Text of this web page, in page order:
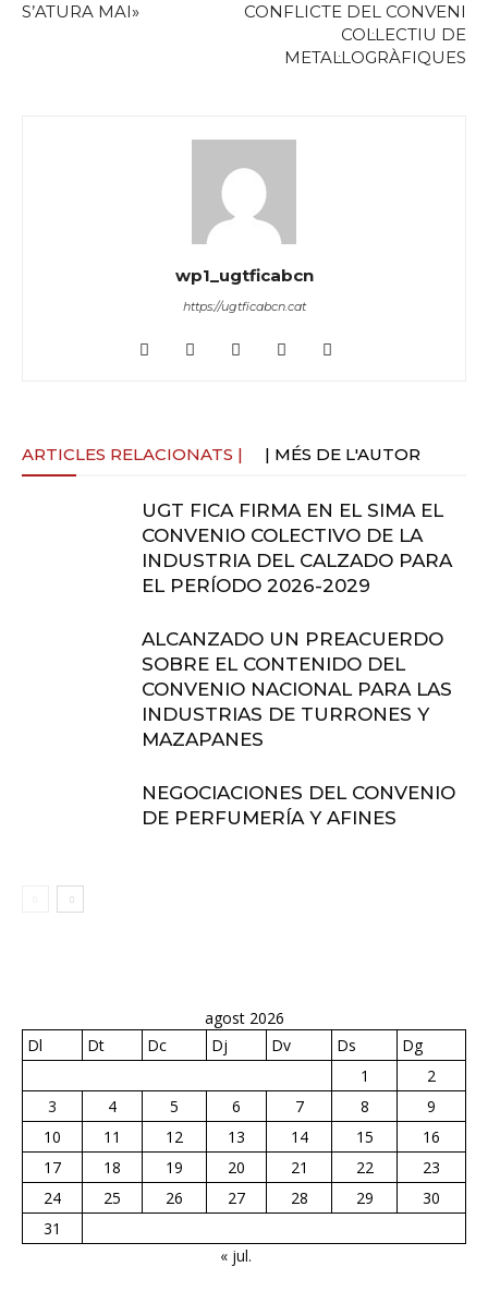
S’ATURA MAI»
CONFLICTE DEL CONVENI
COL·LECTIU DE
METAL·LOGRÀFIQUES
wp1_ugtficabcn
https://ugtficabcn.cat
ARTICLES RELACIONATS | | MÉS DE L'AUTOR
UGT FICA FIRMA EN EL SIMA EL
CONVENIO COLECTIVO DE LA
INDUSTRIA DEL CALZADO PARA
EL PERÍODO 2026-2029
ALCANZADO UN PREACUERDO
SOBRE EL CONTENIDO DEL
CONVENIO NACIONAL PARA LAS
INDUSTRIAS DE TURRONES Y
MAZAPANES
NEGOCIACIONES DEL CONVENIO
DE PERFUMERÍA Y AFINES
agost 2026
Dl
Dt Dc Dj Dv Ds
Dg
1
2
3
4 5 6 7 8
9
10
11 12 13 14 15
16
17
18 19 20 21 22
23
24
25 26 27 28 29
30
31
« jul.